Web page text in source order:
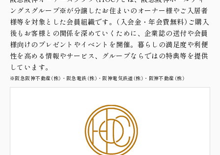
ングスグループ※が分譲したお住まいのオーナー様やご入居者
様等を対象とした会員組織です。（入会金・年会費無料）ご購入
後もお客様との関係を深めていくために、企業誌の送付や会員
様向けのプレゼントやイベントを開催。暮らしの満足度や利便
性を高める情報やサービス、グループならではの特典等を提供
しています。
※阪急阪神不動産（株）・阪急電鉄（株）・阪神電気鉄道（株）・阪神不動産（株）